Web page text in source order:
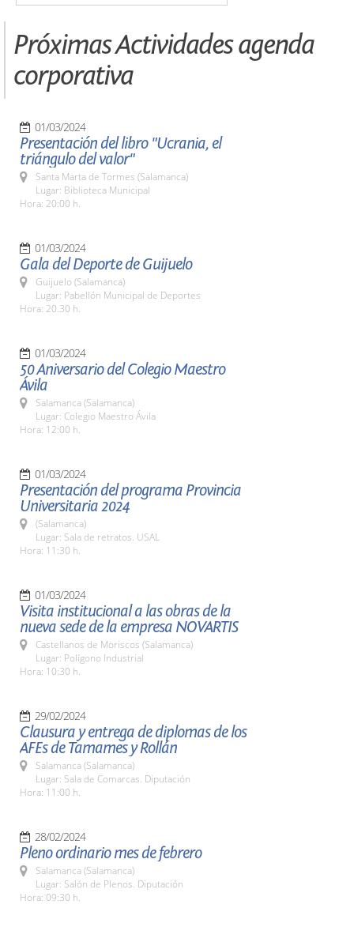
Próximas Actividades agenda
corporativa
01/03/2024
Presentación del libro "Ucrania, el
triángulo del valor"
Santa Marta de Tormes (Salamanca)
Lugar: Biblioteca Municipal
Hora: 20:00 h.
01/03/2024
Gala del Deporte de Guijuelo
Guijuelo (Salamanca)
Lugar: Pabellón Municipal de Deportes
Hora: 20.30 h.
01/03/2024
50 Aniversario del Colegio Maestro
Ávila
Salamanca (Salamanca)
Lugar: Colegio Maestro Ávila
Hora: 12:00 h.
01/03/2024
Presentación del programa Provincia
Universitaria 2024
(Salamanca)
Lugar: Sala de retratos. USAL
Hora: 11:30 h.
01/03/2024
Visita institucional a las obras de la
nueva sede de la empresa NOVARTIS
Castellanos de Moriscos (Salamanca)
Lugar: Polígono Industrial
Hora: 10:30 h.
29/02/2024
Clausura y entrega de diplomas de los
AFEs de Tamames y Rollán
Salamanca (Salamanca)
Lugar: Sala de Comarcas. Diputación
Hora: 11:00 h.
28/02/2024
Pleno ordinario mes de febrero
Salamanca (Salamanca)
Lugar: Salón de Plenos. Diputación
Hora: 09:30 h.